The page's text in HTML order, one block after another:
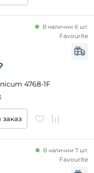
4768-1F
В наличии 6 шт.
Favourite
В наличии 7 шт.
Favourite